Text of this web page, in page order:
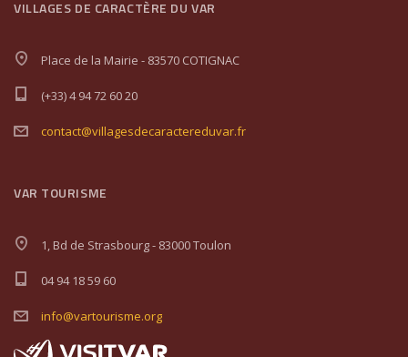
VILLAGES DE CARACTÈRE DU VAR
Place de la Mairie - 83570 COTIGNAC
(+33) 4 94 72 60 20
contact@villagesdecaractereduvar.fr
VAR TOURISME
1, Bd de Strasbourg - 83000 Toulon
04 94 18 59 60
info@vartourisme.org